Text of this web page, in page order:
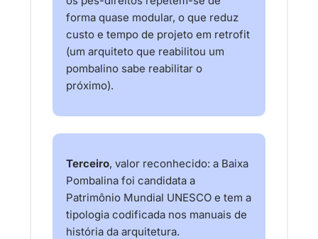
forma quase modular, o que reduz
custo e tempo de projeto em retrofit
(um arquiteto que reabilitou um
pombalino sabe reabilitar o
próximo).
Terceiro, valor reconhecido: a Baixa
Pombalina foi candidata a
Patrimônio Mundial UNESCO e tem a
tipologia codificada nos manuais de
história da arquitetura.